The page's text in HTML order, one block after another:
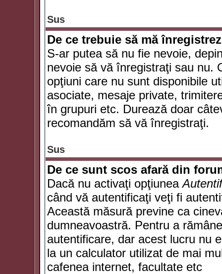
Sus
De ce trebuie să mă
S-ar putea să nu fie nevoie,
nevoie să vă înregistraţi sau nu.
opţiuni care nu sunt disponibile
asociate, mesaje private,
în grupuri etc. Durează doar
recomandăm să vă înregistraţi.
Sus
De ce sunt scos afară din
Dacă nu activaţi opţiunea
când vă autentificaţi veţi fi
Această măsură previne ca
dumneavoastră. Pentru a
autentificare, dar acest lucru nu
la un calculator utilizat de mai
cafenea internet, facultate etc